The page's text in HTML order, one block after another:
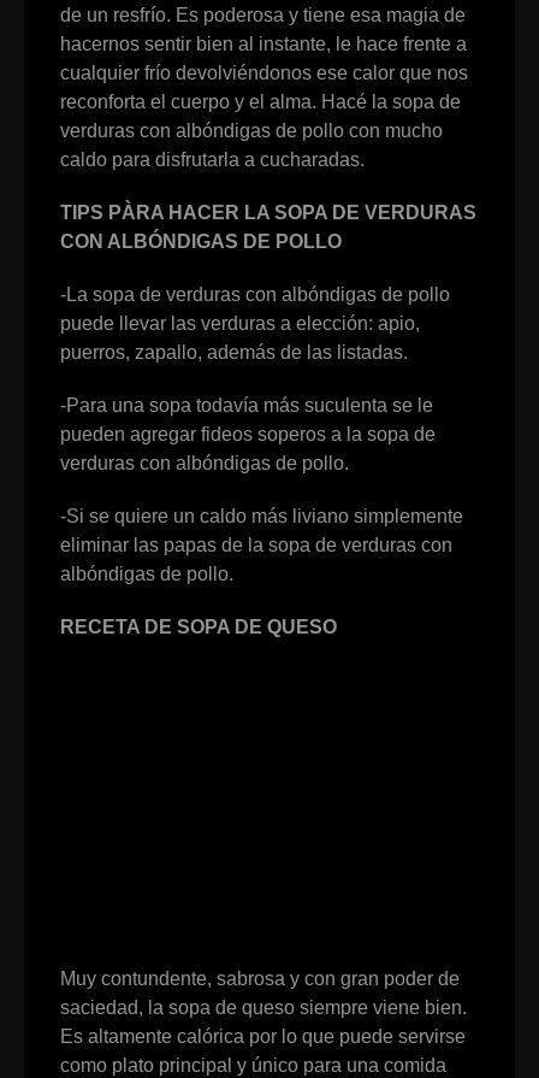
de un resfrío. Es poderosa y tiene esa magia de
hacernos sentir bien al instante, le hace frente a
cualquier frío devolviéndonos ese calor que nos
reconforta el cuerpo y el alma. Hacé la sopa de
verduras con albóndigas de pollo con mucho
caldo para disfrutarla a cucharadas.
TIPS PÀRA HACER LA SOPA DE VERDURAS
CON ALBÓNDIGAS DE POLLO
-La sopa de verduras con albóndigas de pollo
puede llevar las verduras a elección: apio,
puerros, zapallo, además de las listadas.
-Para una sopa todavía más suculenta se le
pueden agregar fideos soperos a la sopa de
verduras con albóndigas de pollo.
-Si se quiere un caldo más liviano simplemente
eliminar las papas de la sopa de verduras con
albóndigas de pollo.
RECETA DE SOPA DE QUESO
Muy contundente, sabrosa y con gran poder de
saciedad, la sopa de queso siempre viene bien.
Es altamente calórica por lo que puede servirse
como plato principal y único para una comida